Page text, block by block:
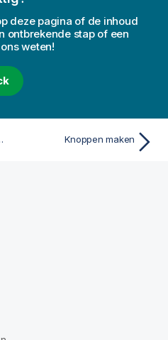
deze pagina of de inhoud
ontbrekende stap of een
weten!
in boxplots Knoppen maken